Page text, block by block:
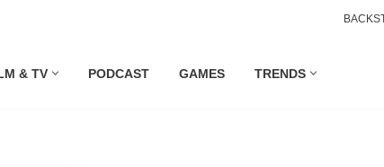
& TV PODCAST GAMES TRENDS